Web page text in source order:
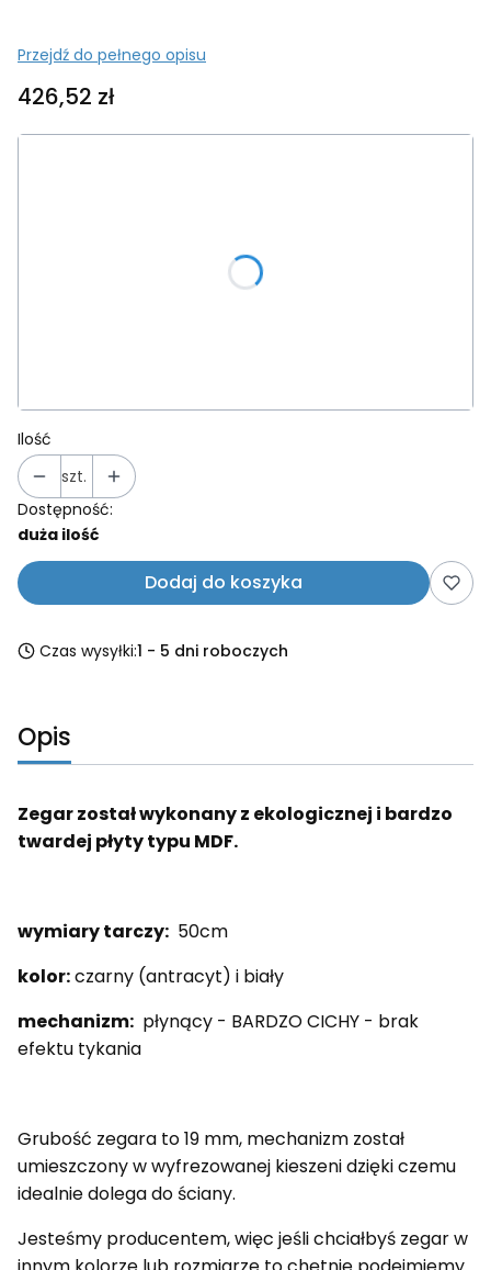
Przejdź do pełnego opisu
Cena
426,52 zł
Ilość
szt.
Dostępność:
duża ilość
Dodaj do koszyka
Czas wysyłki:1 - 5 dni roboczych
Opis
Zegar został wykonany z ekologicznej i bardzo
twardej płyty typu MDF.
wymiary tarczy: 50cm
kolor:czarny (antracyt) i biały
mechanizm: płynący - BARDZO CICHY - brak
efektu tykania
Grubość zegara to 19 mm, mechanizm został
umieszczony w wyfrezowanej kieszeni dzięki czemu
idealnie dolega do ściany.
Jesteśmy producentem, więc jeśli chciałbyś zegar w